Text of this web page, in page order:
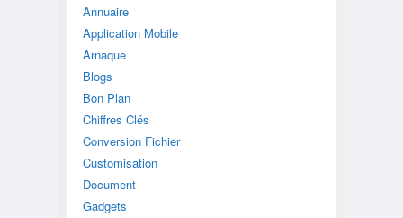
Annuaire
Application Mobile
Arnaque
Blogs
Bon Plan
Chiffres Clés
Conversion Fichier
Customisation
Document
Gadgets